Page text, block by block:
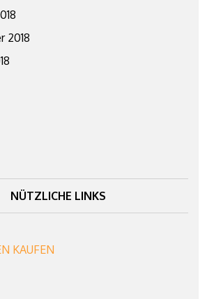
2018
NÜTZLICHE LINKS
KAUFEN